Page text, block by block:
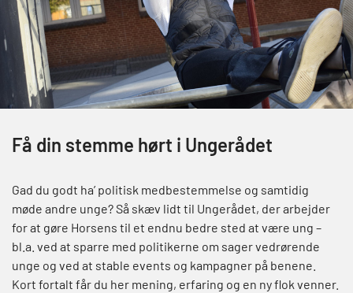
Få din stemme hørt i Ungerådet
Gad du godt ha’ politisk medbestemmelse og samtidig
møde andre unge? Så skæv lidt til Ungerådet, der arbejder
for at gøre Horsens til et endnu bedre sted at være ung –
bl.a. ved at sparre med politikerne om sager vedrørende
unge og ved at stable events og kampagner på benene.
Kort fortalt får du her mening, erfaring og en ny flok venner.